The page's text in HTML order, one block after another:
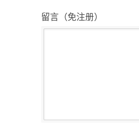
留言（免注册）